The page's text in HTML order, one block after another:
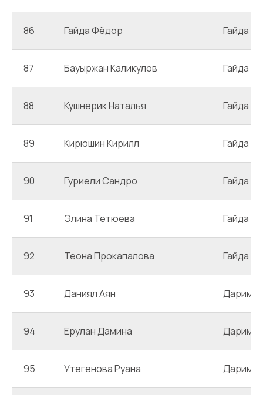
86 Гайда Фёдор Гайда 3
87 Бауыржан Каликулов Гайда 3
88 Кушнерик Наталья Гайда 3
89 Кирюшин Кирилл Гайда 3
90 Гуриели Сандро Гайда 3
91 Элина Тетюева Гайда 3
92 Теона Прокапалова Гайда 3
93 Даниял Аян
94 Ерулан Дамина
95 Утегенова Руана